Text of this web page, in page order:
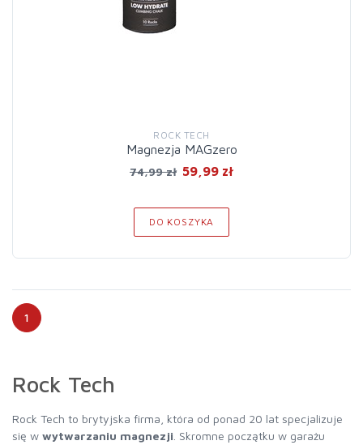
ROCK TECH
Magnezja MAGzero
74,99 zł 59,99 zł
DO KOSZYKA
1
Rock Tech
Rock Tech to brytyjska firma, która od ponad 20 lat specjalizuje
się w wytwarzaniu magnezji . Skromne początku w garażu